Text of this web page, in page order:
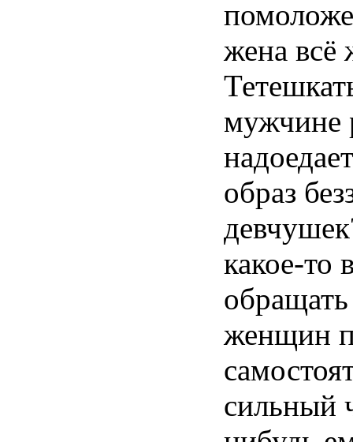
жена всё
мужчине
образ
какое-то
женщин
сильный